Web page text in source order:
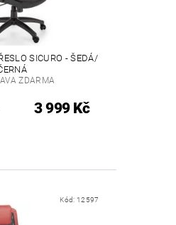
SICURO - ŠEDÁ/
ZDARMA
3 999 Kč
Kód: 12597